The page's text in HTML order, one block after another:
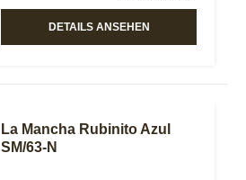
DETAILS ANSEHEN
La Mancha Rubinito Azul
SM/63-N